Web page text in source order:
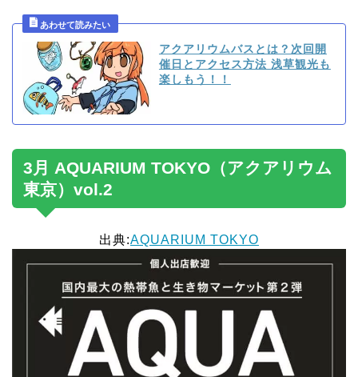
アクアリウムバスとは？次回開
催日とアクセス方法 浅草観光も
楽しもう！！
3月 AQUARIUM TOKYO（アクアリウム
東京）vol.2
出典:AQUARIUM TOKYO